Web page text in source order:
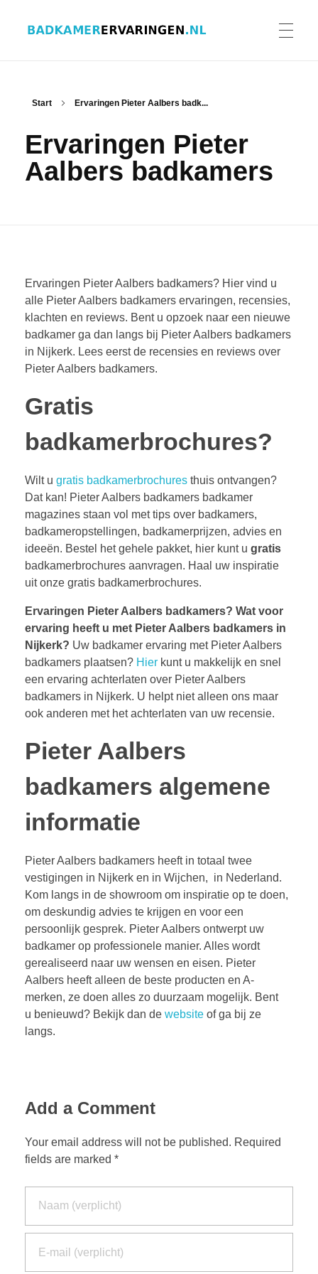
ERVARINGEN BADKAMERS
CONTACT
Start Ervaringen Pieter Aalbers badk...
Ervaringen Pieter
Aalbers badkamers
Ervaringen Pieter Aalbers badkamers? Hier vind u
alle Pieter Aalbers badkamers ervaringen, recensies,
klachten en reviews. Bent u opzoek naar een nieuwe
badkamer ga dan langs bij Pieter Aalbers badkamers
in Nijkerk. Lees eerst de recensies en reviews over
Pieter Aalbers badkamers.
Gratis
badkamerbrochures?
Wilt u gratis badkamerbrochures thuis ontvangen?
Dat kan! Pieter Aalbers badkamers badkamer
magazines staan vol met tips over badkamers,
badkameropstellingen, badkamerprijzen, advies en
ideeën. Bestel het gehele pakket, hier kunt u gratis
badkamerbrochures aanvragen. Haal uw inspiratie
uit onze gratis badkamerbrochures.
Ervaringen Pieter Aalbers badkamers? Wat voor
ervaring heeft u met Pieter Aalbers badkamers in
Nijkerk? Uw badkamer ervaring met Pieter Aalbers
badkamers plaatsen? Hier kunt u makkelijk en snel
een ervaring achterlaten over Pieter Aalbers
badkamers in Nijkerk. U helpt niet alleen ons maar
ook anderen met het achterlaten van uw recensie.
Pieter Aalbers
badkamers algemene
informatie
Pieter Aalbers badkamers heeft in totaal twee
vestigingen in Nijkerk en in Wijchen, in Nederland.
Kom langs in de showroom om inspiratie op te doen,
om deskundig advies te krijgen en voor een
persoonlijk gesprek. Pieter Aalbers ontwerpt uw
badkamer op professionele manier. Alles wordt
gerealiseerd naar uw wensen en eisen. Pieter
Aalbers heeft alleen de beste producten en A-
merken, ze doen alles zo duurzaam mogelijk. Bent
u benieuwd? Bekijk dan de website of ga bij ze
langs.
Add a Comment
Your email address will not be published. Required
fields are marked *